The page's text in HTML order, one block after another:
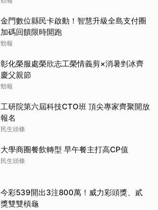
金門數位縣民卡啟動！智慧升級全島支付圈
加碼回饋限時開跑
勁報
彰化榮服處榮欣志工榮情義剪×消暑剉冰齊
慶父親節
勁報
工研院第六屆科技CTO班 頂尖專家齊聚開放
報名
民生頭條
大學商圈餐飲轉型 早午餐主打高CP值
民生頭條
今彩539開出3注800萬！威力彩頭獎、貳
獎雙雙槓龜